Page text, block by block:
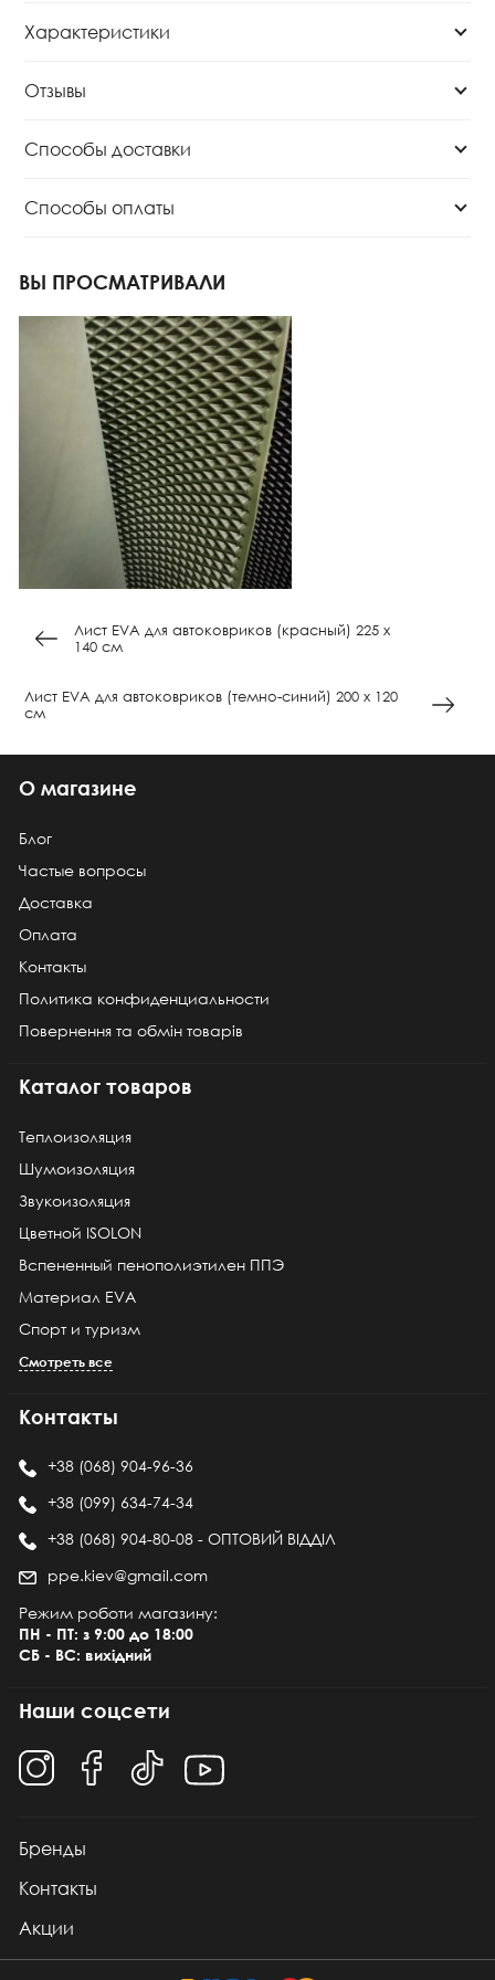
Характеристики
Отзывы
Способы доставки
Способы оплаты
ВЫ ПРОСМАТРИВАЛИ
Лист EVA для автоковриков (красный) 225 х
140 см
Лист EVA для автоковриков (темно-синий) 200 х 120
см
О магазине
Блог
Частые вопросы
Доставка
Оплата
Контакты
Политика конфиденциальности
Повернення та обмін товарів
Каталог товаров
Теплоизоляция
Шумоизоляция
Звукоизоляция
Цветной ISOLON
Вспененный пенополиэтилен ППЭ
Материал EVA
Спорт и туризм
Смотреть все
Контакты
+38 (068) 904-96-36
+38 (099) 634-74-34
+38 (068) 904-80-08 - ОПТОВИЙ ВІДДІЛ
ppe.kiev@gmail.com
Режим роботи магазину:
ПН - ПТ: з 9:00 до 18:00
СБ - ВС: вихідний
Наши соцсети
Бренды
Контакты
Акции